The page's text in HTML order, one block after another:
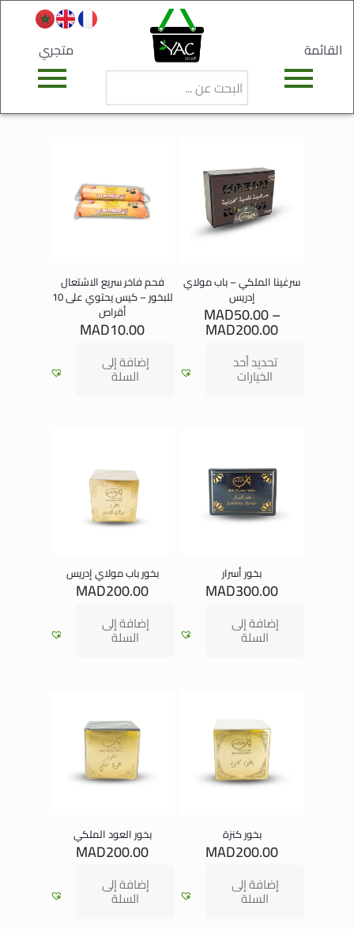
القائمة متجري
سرغينا الملكي – باب مولاي
إدريس
MAD50.00–
MAD200.00
تحديد أحد
الخيارات
فحم فاخر سريع الاشتعال
للبخور – كيس يحتوي على 10
أقراص
MAD10.00
إضافة إلى
السلة
بخور أسرار
MAD300.00
إضافة إلى
السلة
بخور باب مولاي إدريس
MAD200.00
إضافة إلى
السلة
بخور كنزة
MAD200.00
إضافة إلى
السلة
بخور العود الملكي
MAD200.00
إضافة إلى
السلة